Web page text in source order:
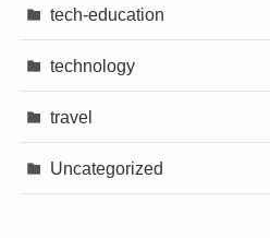
tech-education
technology
travel
Uncategorized